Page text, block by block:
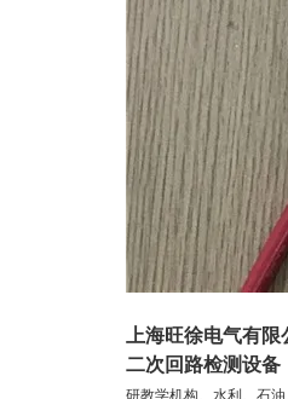
上海旺徐电气有限
二次回路检测设备
研教学机构、水利、石